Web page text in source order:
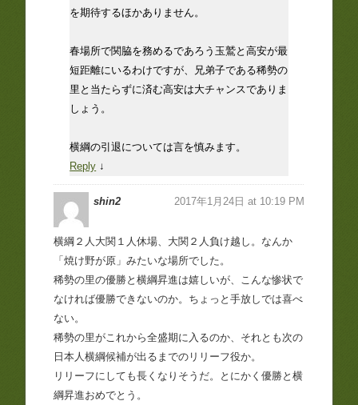
を期待するほかありません。
春場所で関脇を務めるであろう玉鷲と高安が最
短距離にいるわけですが、兄弟子である稀勢の
里と当たらずに済む高安は大チャンスでありま
しょう。
横綱の引退については言を慎みます。
Reply ↓
shin2 2017年1月24日 at 10:19 PM
横綱２人大関１人休場、大関２人負け越し。なんか
「焼け野が原」みたいな場所でした。
稀勢の里の優勝と横綱昇進は嬉しいが、こんな惨状で
なければ優勝できないのか。ちょっと手放しでは喜べ
ない。
稀勢の里がこれから全盛期に入るのか、それとも次の
日本人横綱候補が出るまでのリリーフ役か。
リリーフにしても長くなりそうだ。とにかく優勝と横
綱昇進おめでとう。